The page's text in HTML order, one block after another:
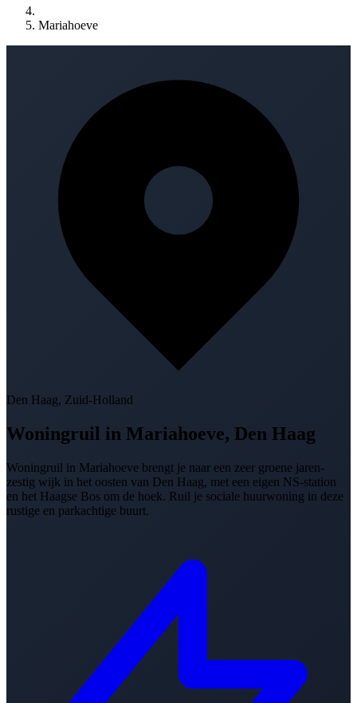
Mariahoeve
Den Haag, Zuid-Holland
Woningruil in Mariahoeve, Den Haag
Woningruil in Mariahoeve brengt je naar een zeer groene jaren-
zestig wijk in het oosten van Den Haag, met een eigen NS-station
en het Haagse Bos om de hoek. Ruil je sociale huurwoning in deze
rustige en parkachtige buurt.